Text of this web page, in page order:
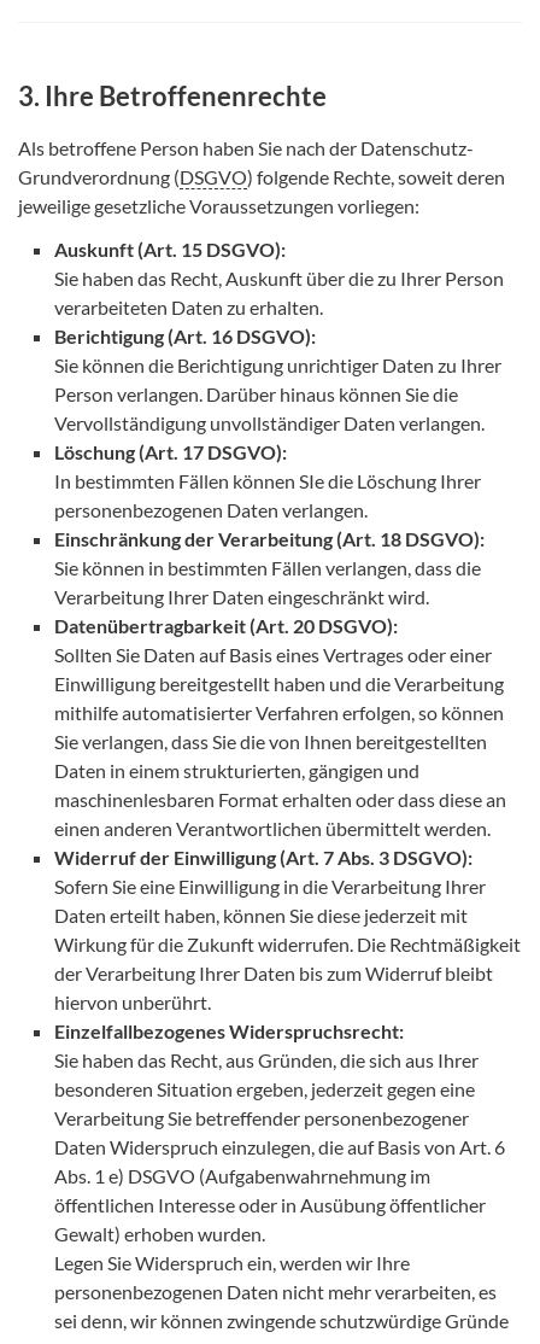
3. Ihre Betroffenenrechte
Als betroffene Person haben Sie nach der Datenschutz-
Grundverordnung (DSGVO) folgende Rechte, soweit deren
jeweilige gesetzliche Voraussetzungen vorliegen:
Auskunft (Art. 15 DSGVO):
Sie haben das Recht, Auskunft über die zu Ihrer Person
verarbeiteten Daten zu erhalten.
Berichtigung (Art. 16 DSGVO):
Sie können die Berichtigung unrichtiger Daten zu Ihrer
Person verlangen. Darüber hinaus können Sie die
Vervollständigung unvollständiger Daten verlangen.
Löschung (Art. 17 DSGVO):
In bestimmten Fällen können SIe die Löschung Ihrer
personenbezogenen Daten verlangen.
Einschränkung der Verarbeitung (Art. 18 DSGVO):
Sie können in bestimmten Fällen verlangen, dass die
Verarbeitung Ihrer Daten eingeschränkt wird.
Datenübertragbarkeit (Art. 20 DSGVO):
Sollten Sie Daten auf Basis eines Vertrages oder einer
Einwilligung bereitgestellt haben und die Verarbeitung
mithilfe automatisierter Verfahren erfolgen, so können
Sie verlangen, dass Sie die von Ihnen bereitgestellten
Daten in einem strukturierten, gängigen und
maschinenlesbaren Format erhalten oder dass diese an
einen anderen Verantwortlichen übermittelt werden.
Widerruf der Einwilligung (Art. 7 Abs. 3 DSGVO):
Sofern Sie eine Einwilligung in die Verarbeitung Ihrer
Daten erteilt haben, können Sie diese jederzeit mit
Wirkung für die Zukunft widerrufen. Die Rechtmäßigkeit
der Verarbeitung Ihrer Daten bis zum Widerruf bleibt
hiervon unberührt.
Einzelfallbezogenes Widerspruchsrecht:
Sie haben das Recht, aus Gründen, die sich aus Ihrer
besonderen Situation ergeben, jederzeit gegen eine
Verarbeitung Sie betreffender personenbezogener
Daten Widerspruch einzulegen, die auf Basis von Art. 6
Abs. 1 e) DSGVO (Aufgabenwahrnehmung im
öffentlichen Interesse oder in Ausübung öffentlicher
Gewalt) erhoben wurden.
Legen Sie Widerspruch ein, werden wir Ihre
personenbezogenen Daten nicht mehr verarbeiten, es
sei denn, wir können zwingende schutzwürdige Gründe